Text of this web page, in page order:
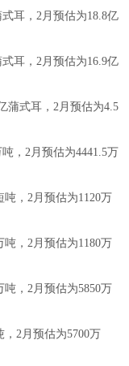
耳，2月预估为18.8亿
耳，2月预估为16.9亿
式耳，2月预估为4.5
，2月预估为4441.5万
，2月预估为1120万
，2月预估为1180万
，2月预估为5850万
2月预估为5700万